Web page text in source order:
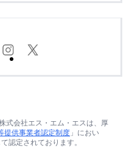
式会社エス・エム・エスは、厚
提供事業者認定制度 」におい
認定されております。